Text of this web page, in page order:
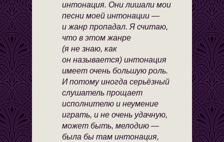
интонация. Они лишали мои
песни моей интонации —
и жанр пропадал. Я считаю,
что в этом жанре
(я не знаю, как
он называется) интонация
имеет очень большую роль.
И потому иногда серьёзный
слушатель прощает
исполнителю и неумение
играть, и не очень удачную,
может быть, мелодию —
была бы там интонация,